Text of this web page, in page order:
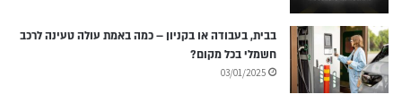
בבית, בעבודה או בקניון – כמה באמת עולה טעינה לרכב
חשמלי בכל מקום?
03/01/2025